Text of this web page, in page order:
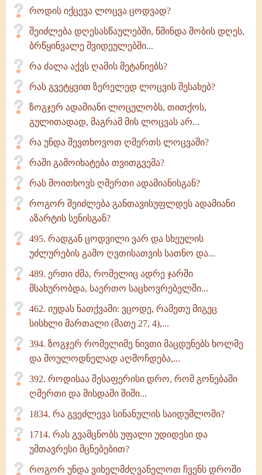
როდის იქცევა ლოცვა ცოდვად?
შეიძლება დღესასწაულებში, წმინდა შობის დღეს,
ბრწყინვალე შვიდეულებში...
რა ძალა აქვს ღამის მეტანიებს?
რას გვეტყვით ზერელედ ლოცვის შესახებ?
ზოგჯერ ადამიანი ლოცულობს, თითქოს,
გულითადად, მაგრამ მის ლოცვას არ...
რა უნდა შევთხოვოთ ღმერთს ლოცვაში?
რაში გამოიხატება თვითგვემა?
რას მოითხოვს ღმერთი ადამიანისგან?
როგორ შეიძლება განთავისუფლდეს ადამიანი
აზარტის სენისგან?
495. რადგან ცოდვილი ვარ და სხეულის
უძლურების გამო ღვთისათვის სათნო და...
489. ერთი ძმა, რომელიც ადრე ჯარში
მსახურობდა, საერთო საცხოვრებელში...
462. იუდას ნათქვამი: ვცოდე, რამეთუ მიგეც
სისხლი მართალი (მათე 27, 4),...
394. ზოგჯერ რომელიმე ნივთი მაცდუნებს ხოლმე
და მოულოდნელად აღმოჩდება,...
392. როდისაა შესაფერისი დრო, რომ გონებაში
ღმერთი და მისდამი შიში...
1834. რა გვეძლევა სინანულის საიდუმლოში?
1714. რას გვამცნობს უფალი უდიდესი და
უმთავრესი მცნებებით?
როგორ უნდა ვიხელმძღვანელოთ ჩვენს დროში